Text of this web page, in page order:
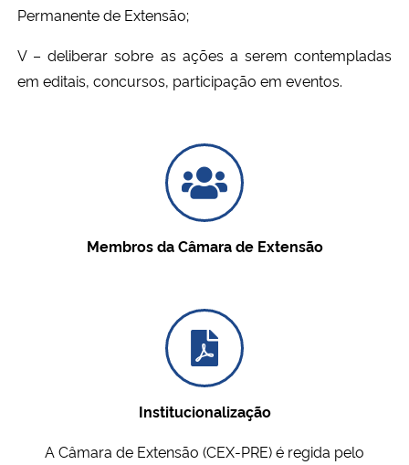
Ministério da Mulher, da Família e dos Direitos Humanos
Secretaria-Geral
Gabinete de Segurança Institucional
Permanente de Extensão;
V – deliberar sobre as ações a serem contempladas
em editais, concursos, participação em eventos.
Membros da Câmara de Extensão
Institucionalização
A Câmara de Extensão (CEX-PRE) é regida pelo